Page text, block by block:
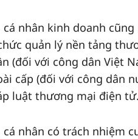
cá nhân kinh doanh
quản lý nền tảng
(đối với công dân Việt
cấp (đối với công dân
luật thương mại điện tử.
cá nhân có trách nhiệm